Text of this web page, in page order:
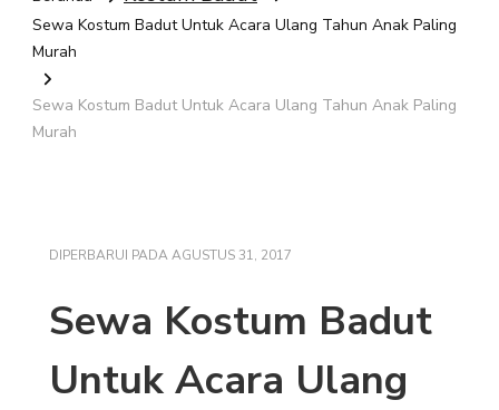
Sewa Kostum Badut Untuk Acara Ulang Tahun Anak Paling
Murah
Sewa Kostum Badut Untuk Acara Ulang Tahun Anak Paling
Murah
DIPERBARUI PADAAGUSTUS 31, 2017
Sewa Kostum Badut
Untuk Acara Ulang